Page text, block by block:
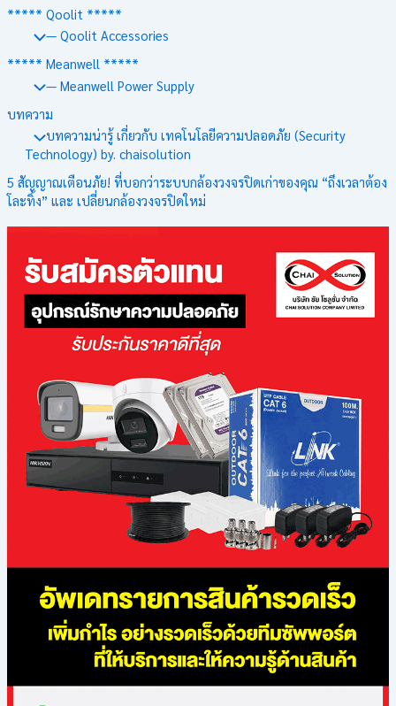
***** Qoolit *****
— Qoolit Accessories
***** Meanwell *****
— Meanwell Power Supply
บทความ
บทความน่ารู้ เกี่ยวกับ เทคโนโลยีความปลอดภัย (Security
Technology) by. chaisolution
5 สัญญาณเตือนภัย! ที่บอกว่าระบบกล้องวงจรปิดเก่าของคุณ “ถึงเวลาต้อง
โละทิ้ง” และ เปลี่ยนกล้องวงจรปิดใหม่